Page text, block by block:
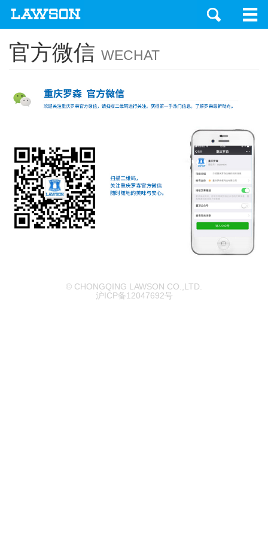
官方微信 WECHAT
© CHONGQING LAWSON CO.,LTD.
沪ICP备12047692号